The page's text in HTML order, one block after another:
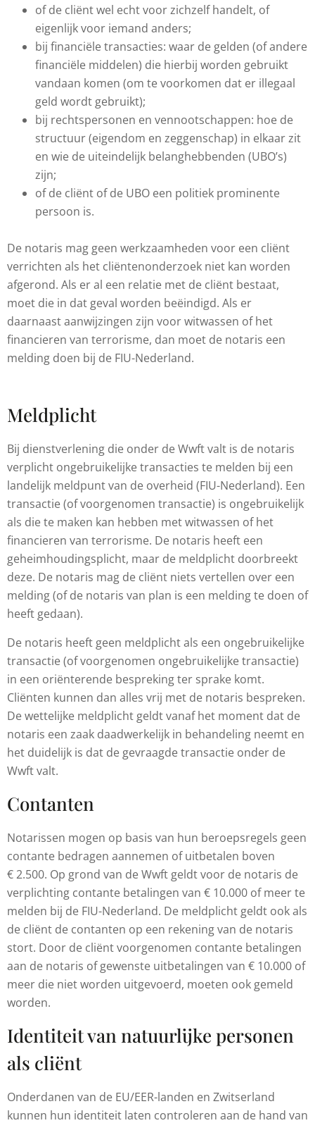
of de cliënt wel echt voor zichzelf handelt, of
eigenlijk voor iemand anders;
bij financiële transacties: waar de gelden (of andere
financiële middelen) die hierbij worden gebruikt
vandaan komen (om te voorkomen dat er illegaal
geld wordt gebruikt);
bij rechtspersonen en vennootschappen: hoe de
structuur (eigendom en zeggenschap) in elkaar zit
en wie de uiteindelijk belanghebbenden (UBO’s)
zijn;
of de cliënt of de UBO een politiek prominente
persoon is.
De notaris mag geen werkzaamheden voor een cliënt
verrichten als het cliëntenonderzoek niet kan worden
afgerond. Als er al een relatie met de cliënt bestaat,
moet die in dat geval worden beëindigd. Als er
daarnaast aanwijzingen zijn voor witwassen of het
financieren van terrorisme, dan moet de notaris een
melding doen bij de FIU-Nederland.
Meldplicht
Bij dienstverlening die onder de Wwft valt is de notaris
verplicht ongebruikelijke transacties te melden bij een
landelijk meldpunt van de overheid (FIU-Nederland). Een
transactie (of voorgenomen transactie) is ongebruikelijk
als die te maken kan hebben met witwassen of het
financieren van terrorisme. De notaris heeft een
geheimhoudingsplicht, maar de meldplicht doorbreekt
deze. De notaris mag de cliënt niets vertellen over een
melding (of de notaris van plan is een melding te doen of
heeft gedaan).
De notaris heeft geen meldplicht als een ongebruikelijke
transactie (of voorgenomen ongebruikelijke transactie)
in een oriënterende bespreking ter sprake komt.
Cliënten kunnen dan alles vrij met de notaris bespreken.
De wettelijke meldplicht geldt vanaf het moment dat de
notaris een zaak daadwerkelijk in behandeling neemt en
het duidelijk is dat de gevraagde transactie onder de
Wwft valt.
Contanten
Notarissen mogen op basis van hun beroepsregels geen
contante bedragen aannemen of uitbetalen boven
€ 2.500. Op grond van de Wwft geldt voor de notaris de
verplichting contante betalingen van € 10.000 of meer te
melden bij de FIU-Nederland. De meldplicht geldt ook als
de cliënt de contanten op een rekening van de notaris
stort. Door de cliënt voorgenomen contante betalingen
aan de notaris of gewenste uitbetalingen van € 10.000 of
meer die niet worden uitgevoerd, moeten ook gemeld
worden.
Identiteit van natuurlijke personen
als cliënt
Onderdanen van de EU/EER-landen en Zwitserland
kunnen hun identiteit laten controleren aan de hand van